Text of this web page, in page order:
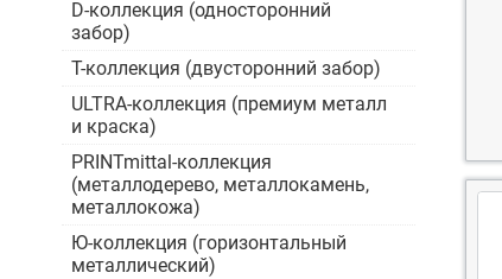
D-коллекция (односторонний
забор)
Т-коллекция (двусторонний забор)
ULTRA-коллекция (премиум металл
и краска)
PRINTmittal-коллекция
(металлодерево, металлокамень,
металлокожа)
Ю-коллекция (горизонтальный
металлический)